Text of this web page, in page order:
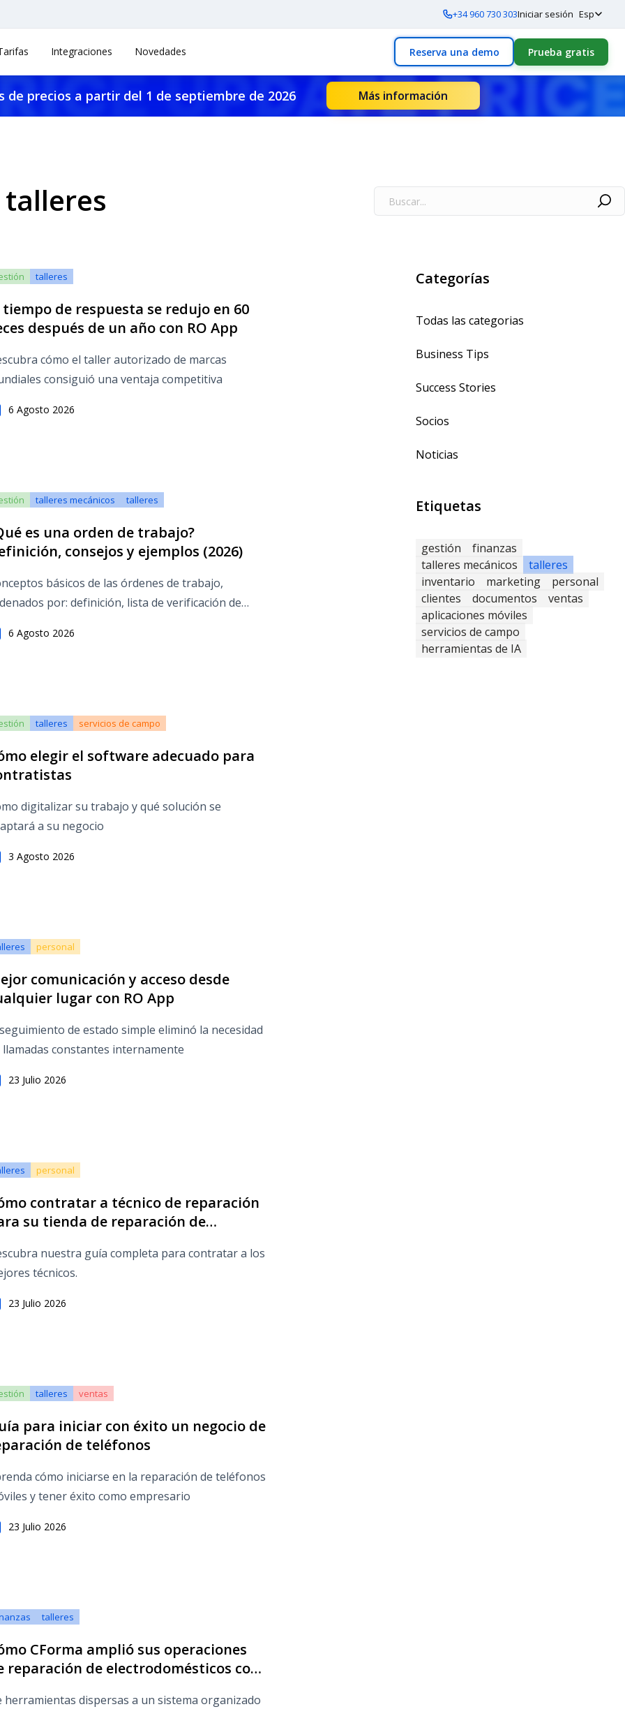
+34 960 730 303Iniciar sesión Esp
Integraciones Novedades Reserva una demo Prueba gratis
de precios a partir del 1 de septiembre de 2026 Más información
talleres
talleres
tiempo de respuesta se redujo en 60
después de un año con RO App
cómo el taller autorizado de marcas
consiguió una ventaja competitiva
6 Agosto 2026
talleres mecánicos talleres
es una orden de trabajo?
consejos y ejemplos (2026)
básicos de las órdenes de trabajo,
por: definición, lista de verificación de
6 Agosto 2026
talleres servicios de campo
elegir el software adecuado para
digitalizar su trabajo y qué solución se
a su negocio
3 Agosto 2026
personal
comunicación y acceso desde
lugar con RO App
de estado simple eliminó la necesidad
llamadas constantes internamente
23 Julio 2026
personal
contratar a técnico de reparación
su tienda de reparación de
nuestra guía completa para contratar a los
técnicos.
23 Julio 2026
talleres ventas
para iniciar con éxito un negocio de
de teléfonos
cómo iniciarse en la reparación de teléfonos
y tener éxito como empresario
23 Julio 2026
talleres
CForma amplió sus operaciones
reparación de electrodomésticos con
herramientas dispersas a un sistema organizado
Categorías
Todas las categorias
Business Tips
Success Stories
Socios
Noticias
Etiquetas
gestión
finanzas
talleres mecánicos
talleres
inventario
marketing
personal
clientes
documentos
ventas
aplicaciones móviles
servicios de campo
herramientas de IA